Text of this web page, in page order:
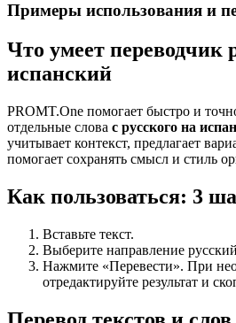
Примеры использования и
Что умеет переводчик
испанский
PROMT.One помогает быстро и
отдельные слова с русского на
учитывает контекст, предлагает
помогает сохранять смысл и стиль
Как пользоваться: 3
Вставьте текст.
Выберите направление
Нажмите «Перевести». При
отредактируйте результат и